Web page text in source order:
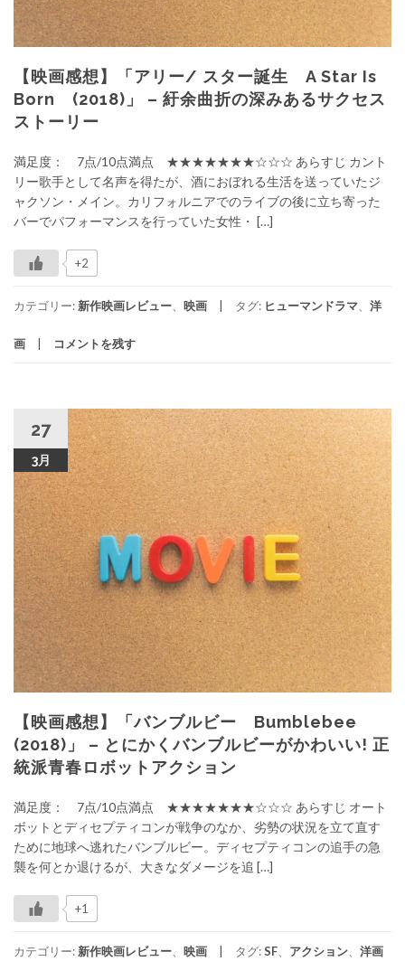
【映画感想】「アリー/ スター誕生 A Star Is
Born (2018)」 – 紆余曲折の深みあるサクセス
ストーリー
満足度： 7点/10点満点 ★★★★★★★☆☆☆ あらすじ カント
リー歌手として名声を得たが、酒におぼれる生活を送っていたジ
ャクソン・メイン。カリフォルニアでのライブの後に立ち寄った
バーでパフォーマンスを行っていた女性・ […]
+2
カテゴリー:新作映画レビュー 映画 タグ: ヒューマンドラマ 洋
画 コメントを残す
27
3月
【映画感想】「バンブルビー Bumblebee
(2018)」 – とにかくバンブルビーがかわいい! 正
統派青春ロボットアクション
満足度： 7点/10点満点 ★★★★★★★☆☆☆ あらすじ オート
ボットとディセプティコンが戦争のなか、劣勢の状況を立て直す
ために地球へ逃れたバンブルビー。ディセプティコンの追手の急
襲を何とか退けるが、大きなダメージを追 […]
+1
カテゴリー:新作映画レビュー 映画 タグ:SF アクション 洋画